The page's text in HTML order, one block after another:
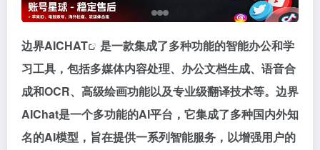
边界AICHAT
是一款集成了多种功能的智能办公和学
习工具，包括多媒体内容处理、办公文档生成、语音合
成和OCR、高级绘画功能以及专业级翻译技术等。边界
AIChat是一个多功能的AI平台，它集成了多种国内外知
名的AI模型，旨在提供一系列智能服务，以增强用户的